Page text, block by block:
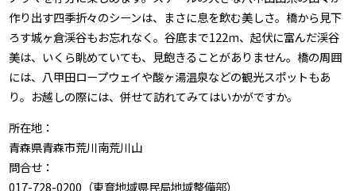
作り出す四季折々のシーンは、まさに息を飲む美しさ。橋から見下
ろす城ヶ倉渓谷もお忘れなく。谷底まで122m、起伏に富んだ渓谷
美は、いくら眺めていても、見飽きることがありません。橋の周囲
には、八甲田ロープウェイや酸ヶ湯温泉などの観光スポットもあ
り。お越しの際には、併せて訪れてみてはいかがですか。
所在地：
青森県青森市荒川南荒川山
問合せ：
017-728-0200（東育地域県民局地域整備部）